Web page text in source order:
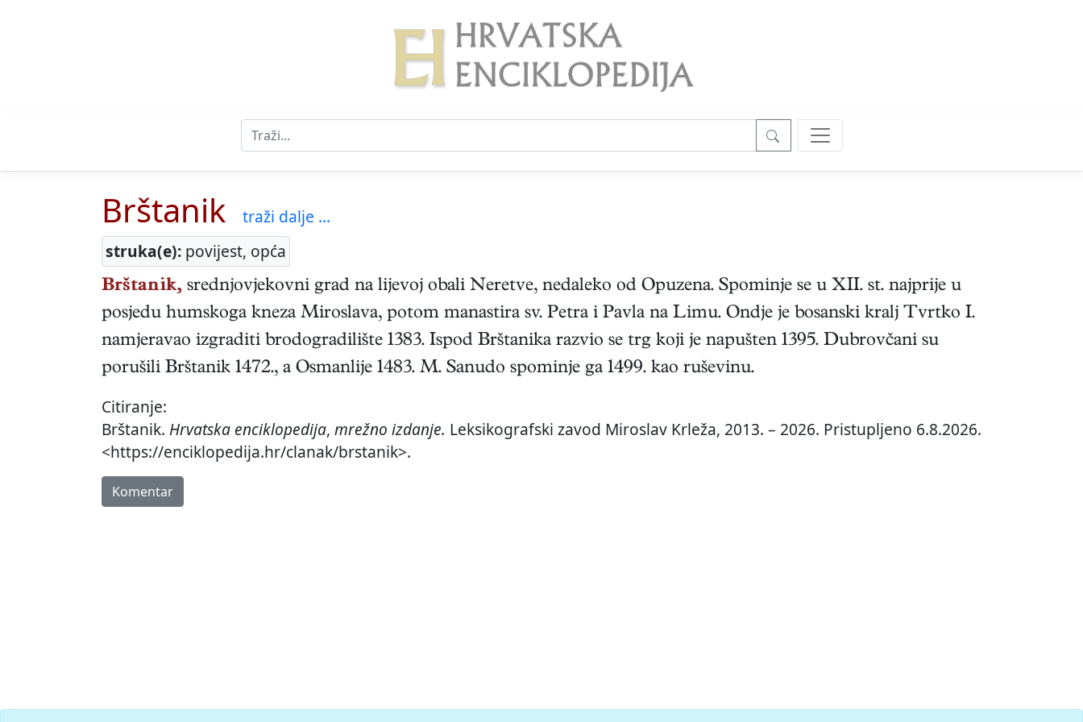
Brštanik
traži dalje ...
struka(e): povijest, opća
Brštanik, srednjovjekovni grad na lijevoj obali Neretve, nedaleko od Opuzena. Spominje se u XII. st. najprije u
posjedu humskoga kneza Miroslava, potom manastira sv. Petra i Pavla na Limu. Ondje je bosanski kralj Tvrtko I.
namjeravao izgraditi brodogradilište 1383. Ispod Brštanika razvio se trg koji je napušten 1395. Dubrovčani su
porušili Brštanik 1472., a Osmanlije 1483. M. Sanudo spominje ga 1499. kao ruševinu.
Citiranje:
Brštanik. Hrvatska enciklopedija, mrežno izdanje. Leksikografski zavod Miroslav Krleža, 2013. – 2026. Pristupljeno 6.8.2026.
<https://enciklopedija.hr/clanak/brstanik>.
Komentar